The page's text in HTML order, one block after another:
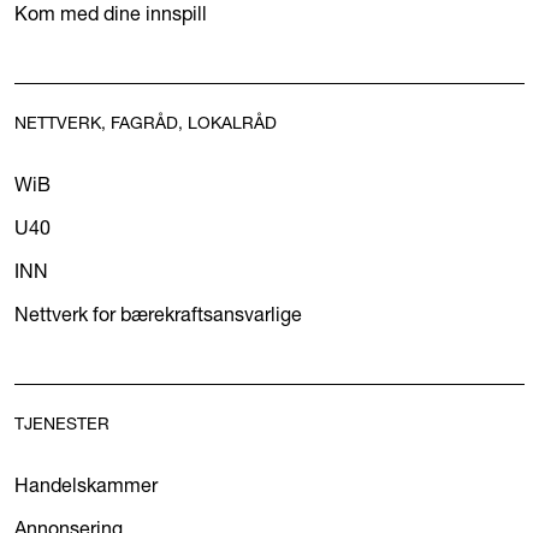
Kom med dine innspill
NETTVERK, FAGRÅD, LOKALRÅD
WiB
U40
INN
Nettverk for bærekraftsansvarlige
TJENESTER
Handelskammer